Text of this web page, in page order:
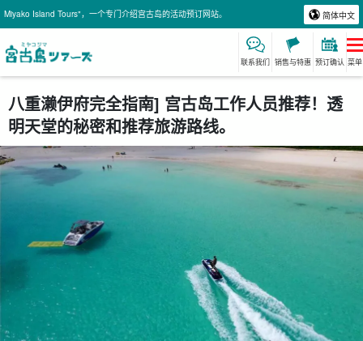
Miyako Island Tours"，一个专门介绍宫古岛的活动预订网站。 简体中文
联系我们 销售与特惠 预订确认 菜单
八重濑伊府完全指南] 宫古岛工作人员推荐！透
明天堂的秘密和推荐旅游路线。